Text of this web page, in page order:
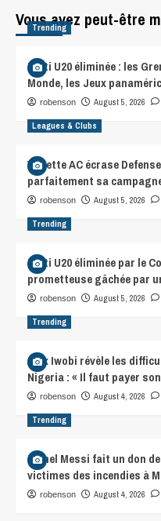
Vous avez peut-être
Trending
Haïti U20 éliminée : les
Monde, les Jeux
robenson August 5, 2026
Leagues & Clubs
Violette AC écrase
parfaitement sa
robenson August 5, 2026
Trending
Haïti U20 éliminée par le
prometteuse gâchée par
robenson August 5, 2026
Trending
Alex Iwobi révèle les
Nigeria : « Il faut payer
robenson August 4, 2026
Trending
Lionel Messi fait un don
victimes des incendies à
robenson August 4, 2026